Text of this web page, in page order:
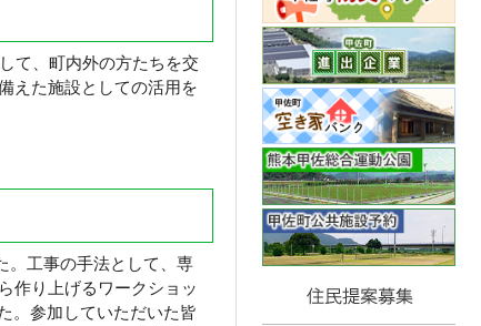
て、町内外の方たちを交
えた施設としての活用を
。工事の手法として、専
作り上げるワークショッ
。参加していただいた皆